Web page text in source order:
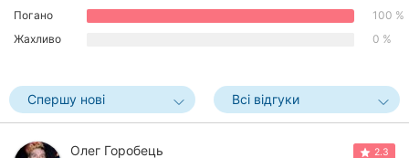
Львів
Миколаїв
Херсон
Погано
100 %
Жахливо
0 %
Спершу нові Всі відгуки
Олег Горобець
2.3